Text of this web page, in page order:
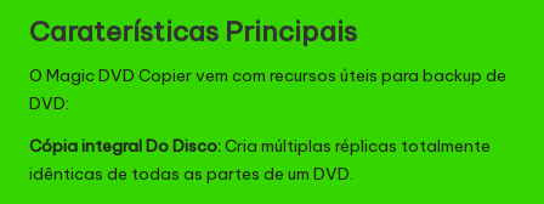
Caraterísticas Principais
O Magic DVD Copier vem com recursos úteis para backup de
DVD:
Cópia integral Do Disco:Cria múltiplas réplicas totalmente
idênticas de todas as partes de um DVD.